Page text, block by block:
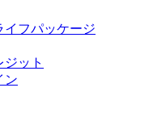
イフパッケージ
ジット
ン